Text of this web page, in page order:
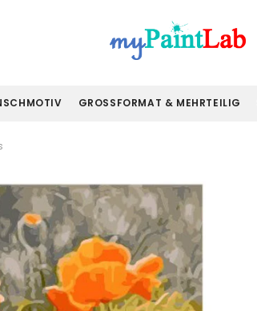
GROSSFORMAT & MEHRTEILIG